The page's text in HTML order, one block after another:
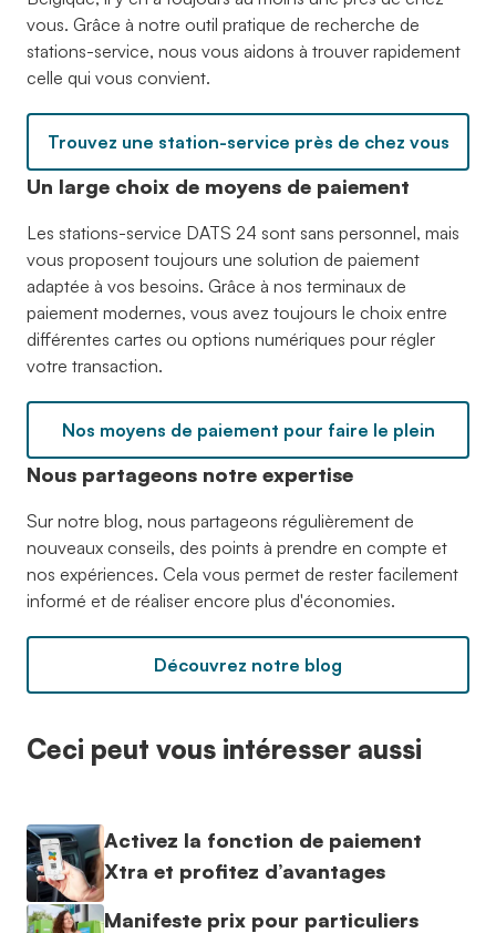
vous. Grâce à notre outil pratique de recherche de
stations-service, nous vous aidons à trouver rapidement
celle qui vous convient.
Trouvez une station-service près de chez vous
Un large choix de moyens de paiement
Les stations-service DATS 24 sont sans personnel, mais
vous proposent toujours une solution de paiement
adaptée à vos besoins. Grâce à nos terminaux de
paiement modernes, vous avez toujours le choix entre
différentes cartes ou options numériques pour régler
votre transaction.
Nos moyens de paiement pour faire le plein
Nous partageons notre expertise
Sur notre blog, nous partageons régulièrement de
nouveaux conseils, des points à prendre en compte et
nos expériences. Cela vous permet de rester facilement
informé et de réaliser encore plus d'économies.
Découvrez notre blog
Ceci peut vous intéresser aussi
Activez la fonction de paiement
Xtra et profitez d’avantages
Manifeste prix pour particuliers